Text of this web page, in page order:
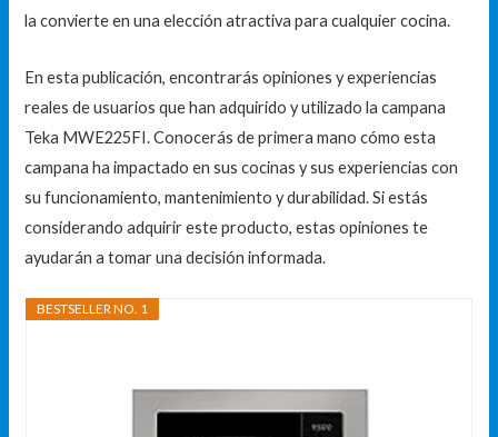
la convierte en una elección atractiva para cualquier cocina.
En esta publicación, encontrarás opiniones y experiencias
reales de usuarios que han adquirido y utilizado la campana
Teka MWE225FI. Conocerás de primera mano cómo esta
campana ha impactado en sus cocinas y sus experiencias con
su funcionamiento, mantenimiento y durabilidad. Si estás
considerando adquirir este producto, estas opiniones te
ayudarán a tomar una decisión informada.
BESTSELLER NO. 1